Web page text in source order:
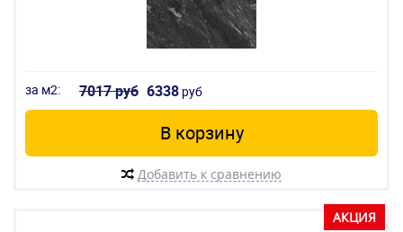
за м2: 7017 руб 6338 руб
В корзину
Добавить к сравнению
АКЦИЯ